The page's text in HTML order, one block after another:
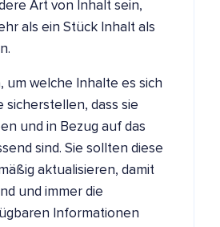
Art von Inhalt sein,
als ein Stück Inhalt als
um welche Inhalte es sich
sicherstellen, dass sie
und in Bezug auf das
sind. Sie sollten diese
aktualisieren, damit
und immer die
Informationen